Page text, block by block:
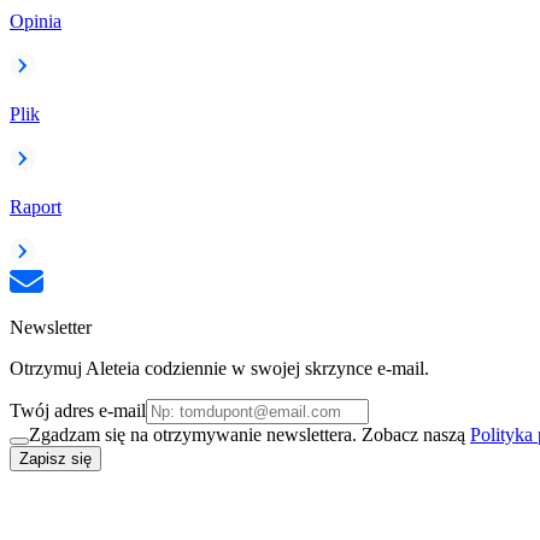
Opinia
Plik
Raport
Newsletter
Otrzymuj Aleteia codziennie w swojej skrzynce e-mail.
Twój adres e-mail
Zgadzam się na otrzymywanie newslettera. Zobacz naszą Polityka
Zapisz się